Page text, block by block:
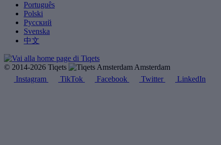
Português
Polski
Русский
Svenska
中文
© 2014-2026 Tiqets
Amsterdam
Instagram
TikTok Facebook Twitter LinkedIn